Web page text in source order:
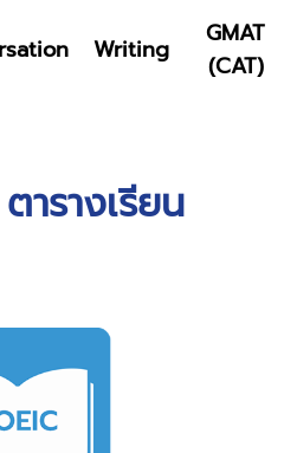
Writing
GMAT
(CAT)
ารางเรียน